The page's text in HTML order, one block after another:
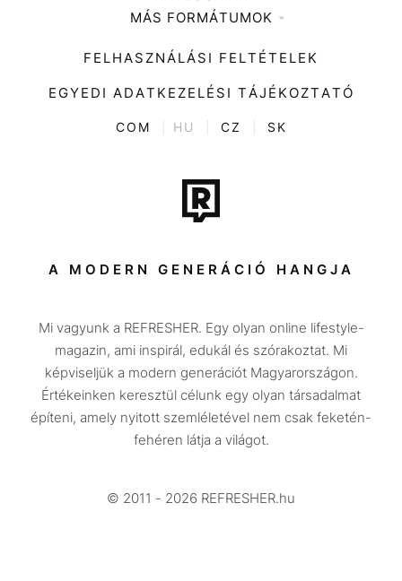
Zene
Divat
Kultúra
ENTR
Tech-Tudomány
Sport
Társadalom
Utazás
Életmód
Design
Beszélgetések
Videó
MÁS FORMÁTUMOK
FELHASZNÁLÁSI FELTÉTELEK
EGYEDI ADATKEZELÉSI TÁJÉKOZTATÓ
COM HU CZ SK
A MODERN GENERÁCIÓ HANGJA
Mi vagyunk a REFRESHER. Egy olyan online lifestyle-
magazin, ami inspirál, edukál és szórakoztat. Mi
képviseljük a modern generációt Magyarországon.
Értékeinken keresztül célunk egy olyan társadalmat
építeni, amely nyitott szemléletével nem csak feketén-
fehéren látja a világot.
© 2011 - 2026 REFRESHER.hu